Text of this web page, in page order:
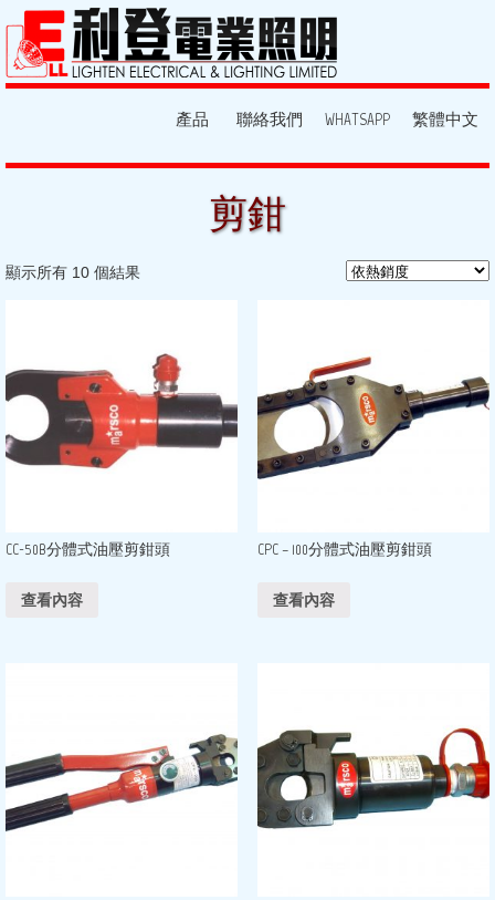
產品 聯絡我們 WHATSAPP 繁體中文
剪鉗
顯示所有 10 個結果
CC-50B分體式油壓剪鉗頭
查看內容
CPC – 100分體式油壓剪鉗頭
查看內容